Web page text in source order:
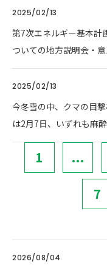
2025/02/13
第7次エネルギー基本計
ついての地方説明会・
2025/02/13
今冬雪の中、クマの目
は2月7日、いずれも麻
1 ...
7
2026/08/04